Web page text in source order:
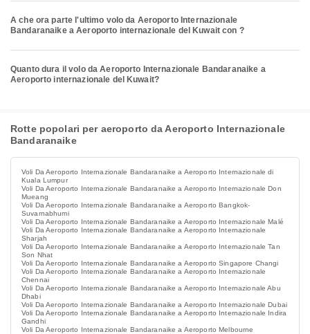
A che ora parte l'ultimo volo da Aeroporto Internazionale
Bandaranaike a Aeroporto internazionale del Kuwait con ?
Quanto dura il volo da Aeroporto Internazionale Bandaranaike a
Aeroporto internazionale del Kuwait?
Rotte popolari per aeroporto da Aeroporto Internazionale
Bandaranaike
Voli Da Aeroporto Internazionale Bandaranaike a Aeroporto Internazionale di
Kuala Lumpur
Voli Da Aeroporto Internazionale Bandaranaike a Aeroporto Internazionale Don
Mueang
Voli Da Aeroporto Internazionale Bandaranaike a Aeroporto Bangkok-
Suvarnabhumi
Voli Da Aeroporto Internazionale Bandaranaike a Aeroporto Internazionale Malé
Voli Da Aeroporto Internazionale Bandaranaike a Aeroporto Internazionale
Sharjah
Voli Da Aeroporto Internazionale Bandaranaike a Aeroporto Internazionale Tan
Son Nhat
Voli Da Aeroporto Internazionale Bandaranaike a Aeroporto Singapore Changi
Voli Da Aeroporto Internazionale Bandaranaike a Aeroporto Internazionale
Chennai
Voli Da Aeroporto Internazionale Bandaranaike a Aeroporto Internazionale Abu
Dhabi
Voli Da Aeroporto Internazionale Bandaranaike a Aeroporto Internazionale Dubai
Voli Da Aeroporto Internazionale Bandaranaike a Aeroporto Internazionale Indira
Gandhi
Voli Da Aeroporto Internazionale Bandaranaike a Aeroporto Melbourne